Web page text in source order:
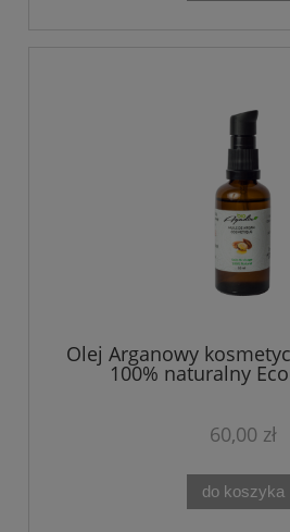
Olej Arganowy
100% naturalny
60,00 zł
do koszyka